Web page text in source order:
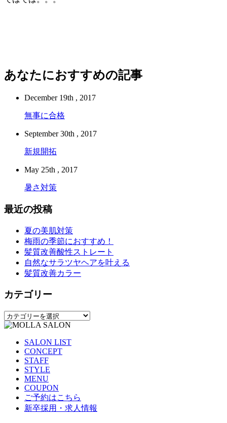
あなたにおすすめの記事
December 19th , 2017
無事に合格
September 30th , 2017
新規開拓
May 25th , 2017
暑さ対策
最近の投稿
夏の美肌対策
梅雨の季節におすすめ！
髪質改善酸性ストレート
自然なサラツヤヘアを叶える
髪質改善カラー
カテゴリー
カ
テ
SALON LIST
CONCEPT
STAFF
STYLE
MENU
COUPON
ご予約はこちら
新卒採用・求人情報